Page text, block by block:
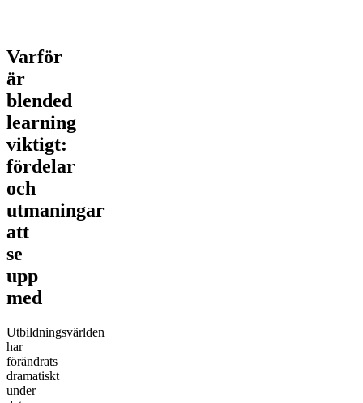
Varför
är
blended
learning
viktigt:
fördelar
och
utmaningar
att
se
upp
med
Utbildningsvärlden
har
förändrats
dramatiskt
under